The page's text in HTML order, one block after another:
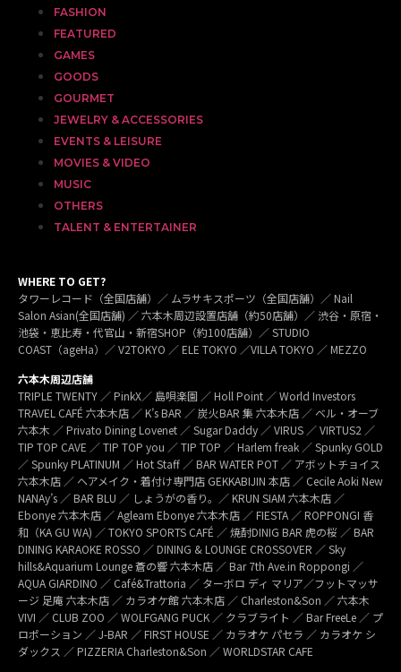
FASHION
FEATURED
GAMES
GOODS
GOURMET
JEWELRY & ACCESSORIES
EVENTS & LEISURE
MOVIES & VIDEO
MUSIC
OTHERS
TALENT & ENTERTAINER
WHERE TO GET?
タワーレコード（全国店舗）／ ムラサキスポーツ（全国店舗）／ Nail
Salon Asian(全国店舗) ／ 六本木周辺設置店舗（約50店舗）／ 渋谷・原宿・
池袋・恵比寿・代官山・新宿SHOP（約100店舗）／ STUDIO
COAST（ageHa）／ V2TOKYO ／ ELE TOKYO ／VILLA TOKYO ／ MEZZO
六本木周辺店舗
TRIPLE TWENTY ／ PinkX／ 島唄楽園 ／ Holl Point ／ World Investors
TRAVEL CAFÉ 六本木店 ／ K’s BAR ／ 炭火BAR 集 六本木店 ／ ベル・オーブ
六本木 ／ Privato Dining Lovenet ／ Sugar Daddy ／ VIRUS ／ VIRTUS2 ／
TIP TOP CAVE ／ TIP TOP you ／ TIP TOP ／ Harlem freak ／ Spunky GOLD
／ Spunky PLATINUM ／ Hot Staff ／ BAR WATER POT ／ アボットチョイス
六本木店 ／ ヘアメイク・着付け専門店 GEKKABIJIN 本店 ／ Cecile Aoki New
NANAy’s ／ BAR BLU ／ しょうがの香り。／ KRUN SIAM 六本木店 ／
Ebonye 六本木店 ／ Agleam Ebonye 六本木店 ／ FIESTA ／ ROPPONGI 香
和（KA GU WA) ／ TOKYO SPORTS CAFÉ ／ 焼酎DINIG BAR 虎の桜 ／ BAR
DINING KARAOKE ROSSO ／ DINING & LOUNGE CROSSOVER ／ Sky
hills&Aquarium Lounge 蒼の響 六本木店 ／ Bar 7th Ave.in Roppongi ／
AQUA GIARDINO ／ Café&Trattoria ／ ターボロ ディ マリア／フットマッサ
ージ 足庵 六本木店 ／ カラオケ館 六本木店 ／ Charleston&Son ／ 六本木
VIVI ／ CLUB ZOO ／ WOLFGANG PUCK ／ クラブライト ／ Bar FreeLe ／ プ
ロポーション ／ J-BAR ／ FIRST HOUSE ／ カラオケ パセラ ／ カラオケ シ
ダックス ／ PIZZERIA Charleston&Son ／ WORLDSTAR CAFE